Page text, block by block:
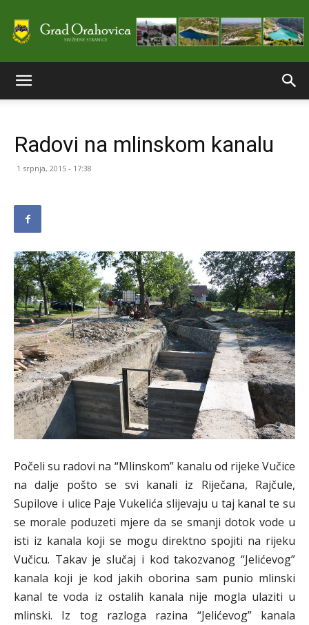
stranice
Orahovice
Radovi na mlinskom kanalu
1 srpnja, 2015 - 17:38
Počeli su radovi na “Mlinskom” kanalu od rijeke Vučice
na dalje pošto se svi kanali iz Riječana, Rajčule,
Supilove i ulice Paje Vukelića slijevaju u taj kanal te su
se morale poduzeti mjere da se smanji dotok vode u
isti iz kanala koji se mogu direktno spojiti na rijeku
Vučicu. Takav je slučaj i kod takozvanog “Jelićevog”
kanala koji je kod jakih oborina sam punio mlinski
kanal te voda iz ostalih kanala nije mogla ulaziti u
mlinski. Iz tog razloga razina “Jelićevog” kanala